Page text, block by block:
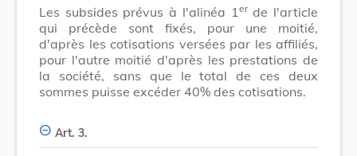
Les subsides prévus à l'alinéa 1 erde l'article
qui précède sont fixés, pour une moitié,
d'après les cotisations versées par les affiliés,
pour l'autre moitié d'après les prestations de
la société, sans que le total de ces deux
sommes puisse excéder 40% des cotisations.
Art. 3.